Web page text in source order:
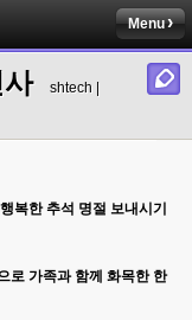
Menu
shtech |
복한 추석 명절 보내시기
로 가족과 함께 화목한 한